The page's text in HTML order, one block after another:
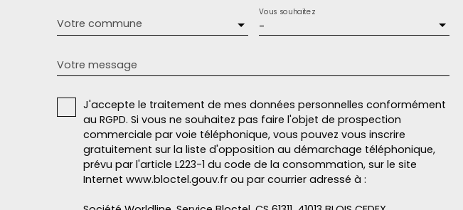
Votre commune -
Vous souhaitez
Votre message
J'accepte le traitement de mes données personnelles conformément
au RGPD. Si vous ne souhaitez pas faire l'objet de prospection
commerciale par voie téléphonique, vous pouvez vous inscrire
gratuitement sur la liste d'opposition au démarchage téléphonique,
prévu par l'article L223-1 du code de la consommation, sur le site
Internet www.bloctel.gouv.fr ou par courrier adressé à :